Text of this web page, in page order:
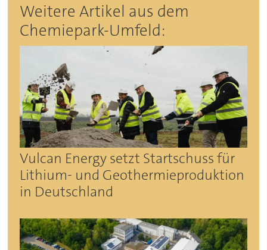
Weitere Artikel aus dem
Chemiepark-Umfeld:
Vulcan Energy setzt Startschuss für
Lithium- und Geothermieproduktion
in Deutschland